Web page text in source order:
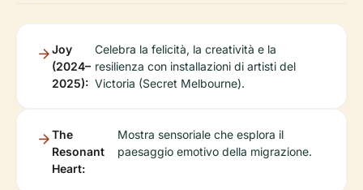
Joy
(2024–
2025):
Celebra la felicità, la creatività e la
resilienza con installazioni di artisti del
Victoria (Secret Melbourne).
The
Resonant
Heart:
Mostra sensoriale che esplora il
paesaggio emotivo della migrazione.